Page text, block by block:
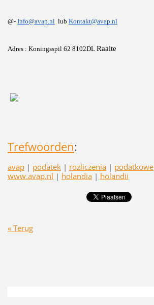
@- Info@avap.nl
  lub
Kontakt@avap.nl
Adres : Koningsspil 62 8102DL Raalte
Trefwoorden:
avap | podatek | rozliczenia | podatkowe
www.avap.nl | holandia | holandii
« Terug